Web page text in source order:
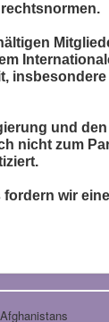
und
nicht zum
fordern wir